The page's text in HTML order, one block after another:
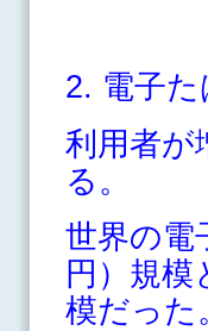
2. 電子
利用者が
る。
世界の電
円）規
模だった